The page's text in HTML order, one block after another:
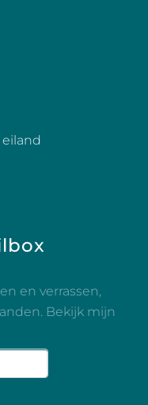
en verrassen,
Bekijk mijn